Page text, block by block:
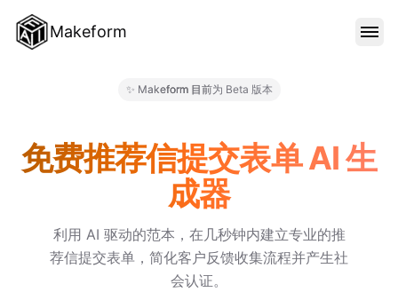
Makeform
价格
✨ Makeform 目前为 Beta 版本
免费推荐信提交表单 AI 生
成器
利用 AI 驱动的范本，在几秒钟内建立专业的推
荐信提交表单，简化客户反馈收集流程并产生社
会认证。